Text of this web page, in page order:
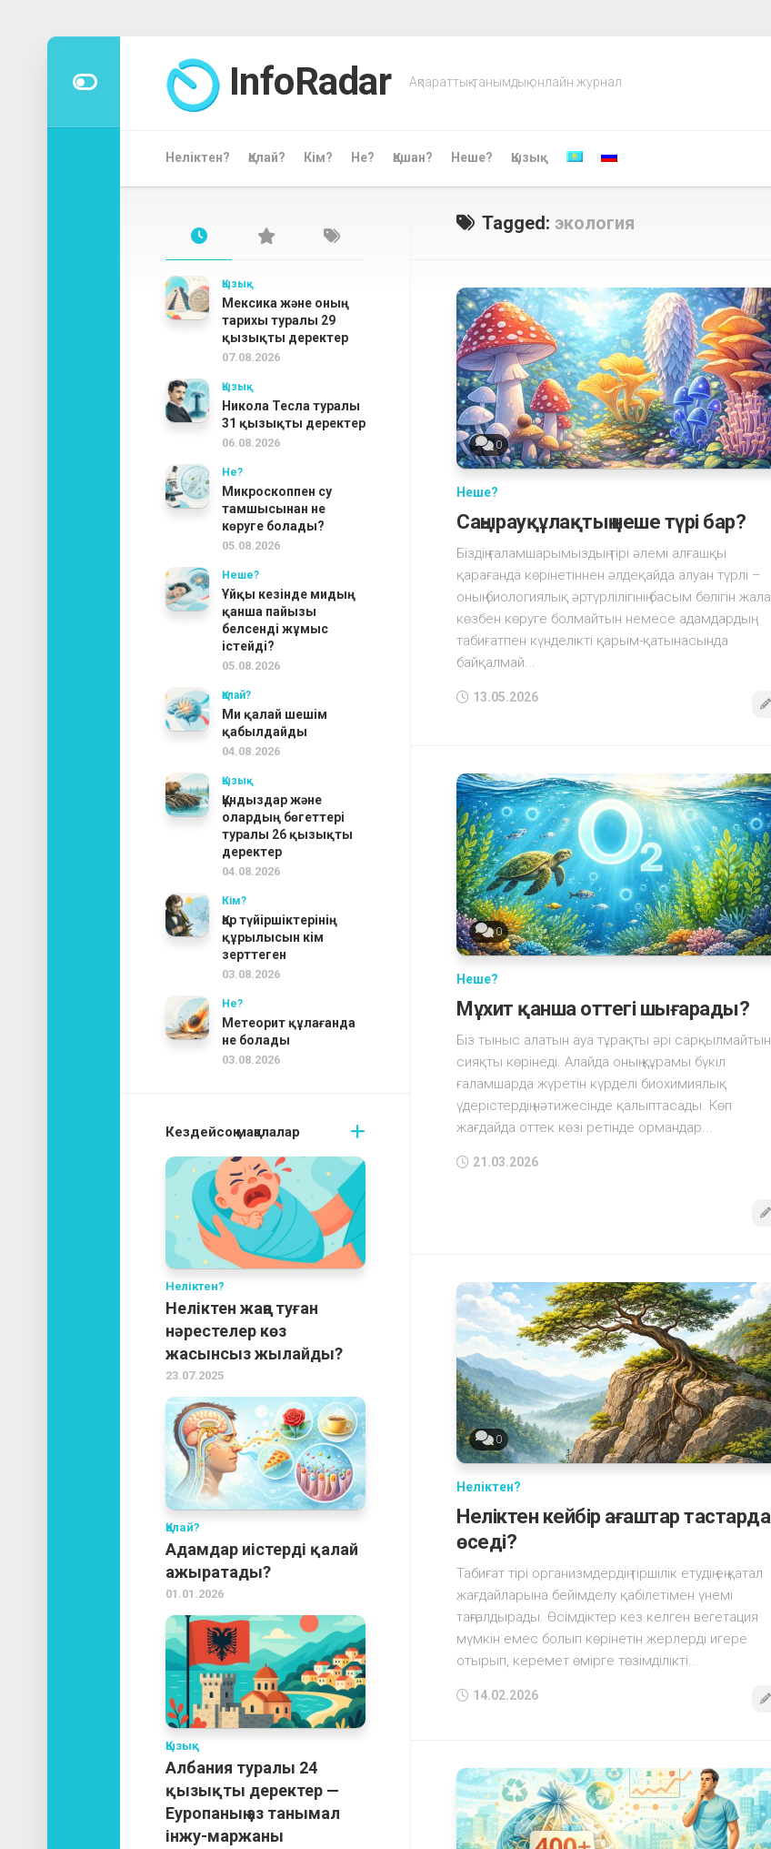
InfoRadar Ақпараттық-танымдық онлайн журнал
Неліктен? Қалай? Кім? Не? Қашан? Неше? Қызық
Tagged: экология
0
Неше?
Саңырауқұлақтың неше түрі бар?
Біздің ғаламшарымыздың тірі әлемі алғашқы
қарағанда көрінетіннен әлдеқайда алуан түрлі –
оның биологиялық әртүрлілігінің басым бөлігін жалаң
көзбен көруге болмайтын немесе адамдардың
табиғатпен күнделікті қарым-қатынасында
байқалмай...
13.05.2026
0
Неше?
Мұхит қанша оттегі шығарады?
Біз тыныс алатын ауа тұрақты әрі сарқылмайтын
сияқты көрінеді. Алайда оның құрамы бүкіл
ғаламшарда жүретін күрделі биохимиялық
үдерістердің нәтижесінде қалыптасады. Көп
жағдайда оттек көзі ретінде ормандар...
21.03.2026
0
Неліктен?
Неліктен кейбір ағаштар тастарда
өседі?
Табиғат тірі организмдердің тіршілік етудің ең қатал
жағдайларына бейімделу қабілетімен үнемі
таңғалдырады. Өсімдіктер кез келген вегетация
мүмкін емес болып көрінетін жерлерді игере
отырып, керемет өмірге төзімділікті...
14.02.2026
Қызық
Мексика және оның
тарихы туралы 29
қызықты деректер
07.08.2026
Қызық
Никола Тесла туралы
31 қызықты деректер
06.08.2026
Не?
Микроскоппен су
тамшысынан не
көруге болады?
05.08.2026
Неше?
Ұйқы кезінде мидың
қанша пайызы
белсенді жұмыс
істейді?
05.08.2026
Қалай?
Ми қалай шешім
қабылдайды
04.08.2026
Қызық
Құндыздар және
олардың бөгеттері
туралы 26 қызықты
деректер
04.08.2026
Кім?
Қар түйіршіктерінің
құрылысын кім
зерттеген
03.08.2026
Не?
Метеорит құлағанда
не болады
03.08.2026
Кездейсоқ мақалалар
Неліктен?
Неліктен жаңа туған
нәрестелер көз
жасынсыз жылайды?
23.07.2025
Қалай?
Адамдар иістерді қалай
ажыратады?
01.01.2026
Қызық
Албания туралы 24
қызықты деректер —
Еуропаның аз танымал
інжу-маржаны